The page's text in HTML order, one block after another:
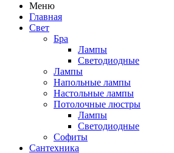
Меню
Главная
Свет
Бра
Лампы
Светодиодные
Лампы
Напольные лампы
Настольные лампы
Потолочные люстры
Лампы
Светодиодные
Софиты
Сантехника